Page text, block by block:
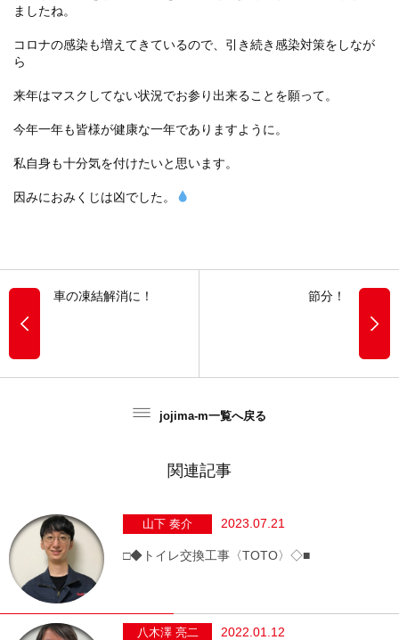
ましたね。
コロナの感染も増えてきているので、引き続き感染対策をしなが
ら
来年はマスクしてない状況でお参り出来ることを願って。
今年一年も皆様が健康な一年でありますように。
私自身も十分気を付けたいと思います。
因みにおみくじは凶でした。
車の凍結解消に！ 節分！
jojima-m一覧へ戻る
関連記事
山下 奏介 2023.07.21
□◆トイレ交換工事〈TOTO〉◇■
八木澤 亮二 2022.01.12